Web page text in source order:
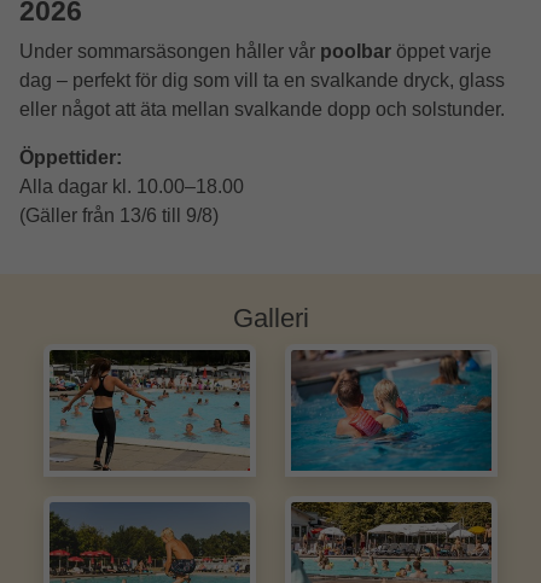
2026
Under sommarsäsongen håller vår poolbar öppet varje
dag – perfekt för dig som vill ta en svalkande dryck, glass
eller något att äta mellan svalkande dopp och solstunder.
Öppettider:
Alla dagar kl. 10.00–18.00
(Gäller från 13/6 till 9/8)
Galleri